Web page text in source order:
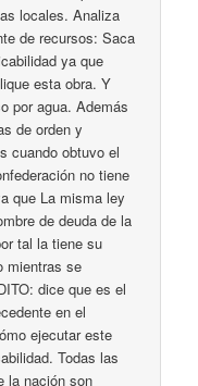
locales. Analiza
de recursos: Saca
ya que
esta obra. Y
por agua. Además
de orden y
cuando obtuvo el
no tiene
que La misma ley
de deuda de la
tal la tiene su
mientras se
dice que es el
en el
ejecutar este
Todas las
la nación son